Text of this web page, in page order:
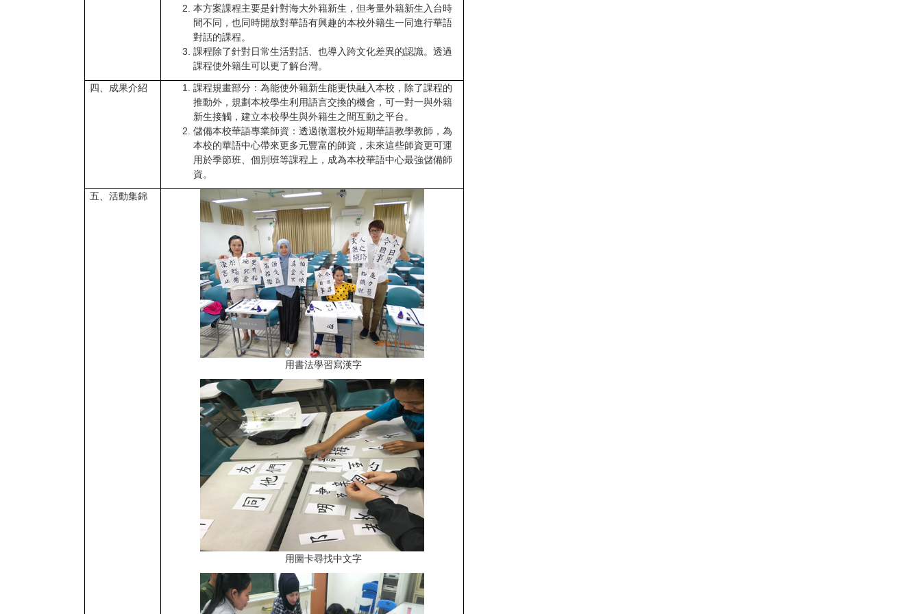
本方案課程主要是針對海大外籍新生，但考量外籍新生入台時
間不同，也同時開放對華語有興趣的本校外籍生一同進行華語
對話的課程。
課程除了針對日常生活對話、也導入跨文化差異的認識。透過
課程使外籍生可以更了解台灣。
四、成果介紹
課程規畫部分：為能使外籍新生能更快融入本校，除了課程的
推動外，規劃本校學生利用語言交換的機會，可一對一與外籍
新生接觸，建立本校學生與外籍生之間互動之平台。
儲備本校華語專業師資：透過徵選校外短期華語教學教師，為
本校的華語中心帶來更多元豐富的師資，未來這些師資更可運
用於季節班、個別班等課程上，成為本校華語中心最強儲備師
資。
五、活動集錦
用書法學習寫漢字
用圖卡尋找中文字